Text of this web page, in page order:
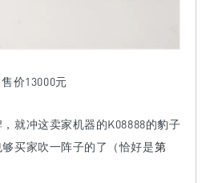
售价13000元
就冲这卖家机器的K08888的豹子
买家吹一阵子的了（恰好是第